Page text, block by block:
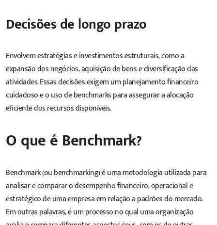
Decisões de longo prazo
Envolvem estratégias e investimentos estruturais, como a
expansão dos negócios, aquisição de bens e diversificação das
atividades. Essas decisões exigem umplanejamento financeiro
cuidadosoe o uso de benchmarks para assegurar a alocação
eficiente dos recursos disponíveis.
O que é Benchmark?
Benchmark (ou benchmarking) é uma metodologia utilizada para
analisar e comparar o desempenho financeiro, operacional e
estratégico de uma empresa em relação a padrões do mercado.
Em outras palavras, é um processo no qual uma organização